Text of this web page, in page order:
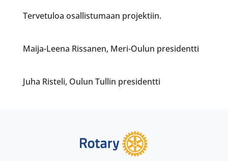
Tervetuloa osallistumaan projektiin.
Maija-Leena Rissanen, Meri-Oulun presidentti
Juha Risteli, Oulun Tullin presidentti